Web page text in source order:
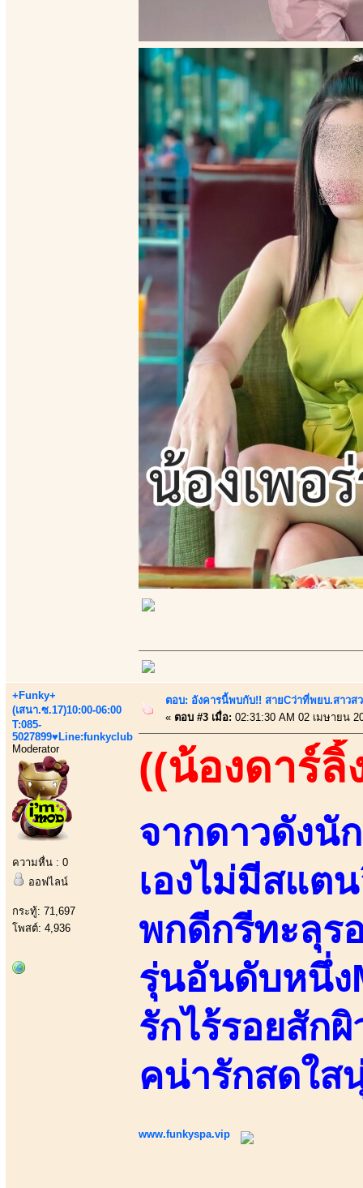
+Funky+
(เสนา.ซ.17)10:00-06:00
T:085-
5027899♥Line:funkyclub
Moderator
ความหื่น : 0
ออฟไลน์
กระทู้: 71,697
โพสต์: 4,936
ตอบ: อังคารนี้พบกับ!! สายCว่าที่พยบ.สาวส
« ตอบ #3 เมื่อ: 02:31:30 AM 02 เมษายน
((น้องดาร์ลิ้
จากดาวดังนั
เองไม่มีสแต
พกดีกรีทะลุร
รุ่นอันดับหนึ่ง
รักไร้รอยสัก
คน่ารักสดใส
www.funkyspa.vip